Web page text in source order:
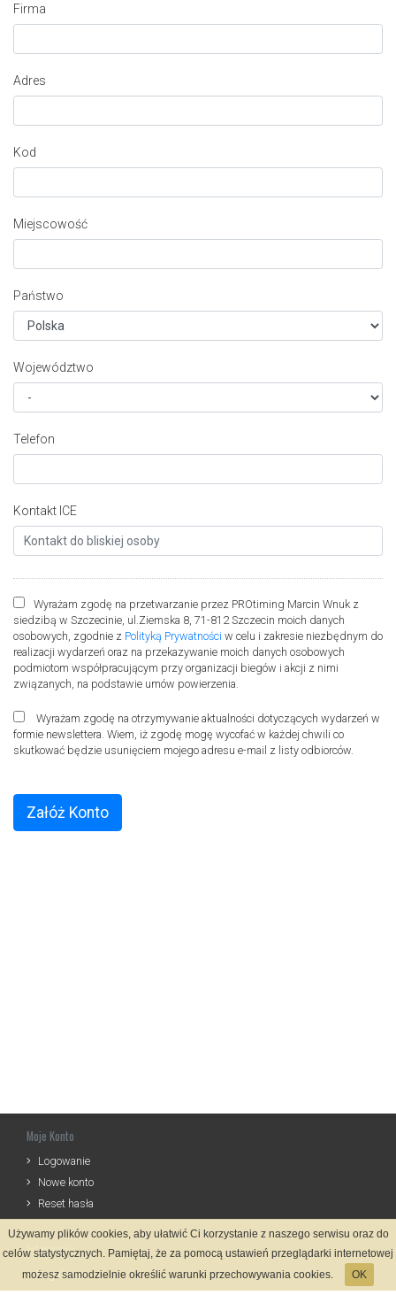
Firma
Adres
Kod
Miejscowość
Państwo
Województwo
Telefon
Kontakt ICE
Wyrażam zgodę na przetwarzanie przez PROtiming Marcin Wnuk z
siedzibą w Szczecinie, ul.Ziemska 8, 71-812 Szczecin moich danych
osobowych, zgodnie z Polityką Prywatności w celu i zakresie niezbędnym do
realizacji wydarzeń oraz na przekazywanie moich danych osobowych
podmiotom współpracującym przy organizacji biegów i akcji z nimi
związanych, na podstawie umów powierzenia.
Wyrażam zgodę na otrzymywanie aktualności dotyczących wydarzeń w
formie newslettera. Wiem, iż zgodę mogę wycofać w każdej chwili co
skutkować będzie usunięciem mojego adresu e-mail z listy odbiorców.
Moje Konto
Logowanie
Nowe konto
Reset hasła
Informacje
Regulamin
Używamy plików cookies, aby ułatwić Ci korzystanie z naszego serwisu oraz do
celów statystycznych. Pamiętaj, że za pomocą ustawień przeglądarki internetowej
możesz samodzielnie określić warunki przechowywania cookies.
OK